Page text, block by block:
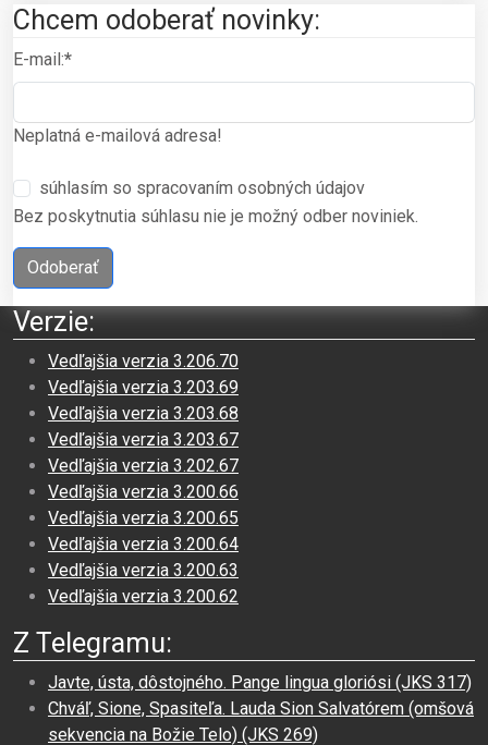
Chcem odoberať novinky:
E-mail:*
Neplatná e-mailová adresa!
súhlasím so spracovaním osobných údajov
Bez poskytnutia súhlasu nie je možný odber noviniek.
Odoberať
Verzie:
Vedľajšia verzia 3.206.70
Vedľajšia verzia 3.203.69
Vedľajšia verzia 3.203.68
Vedľajšia verzia 3.203.67
Vedľajšia verzia 3.202.67
Vedľajšia verzia 3.200.66
Vedľajšia verzia 3.200.65
Vedľajšia verzia 3.200.64
Vedľajšia verzia 3.200.63
Vedľajšia verzia 3.200.62
Z Telegramu:
Javte, ústa, dôstojného. Pange lingua gloriósi (JKS 317)
Chváľ, Sione, Spasiteľa. Lauda Sion Salvatórem (omšová
sekvencia na Božie Telo) (JKS 269)